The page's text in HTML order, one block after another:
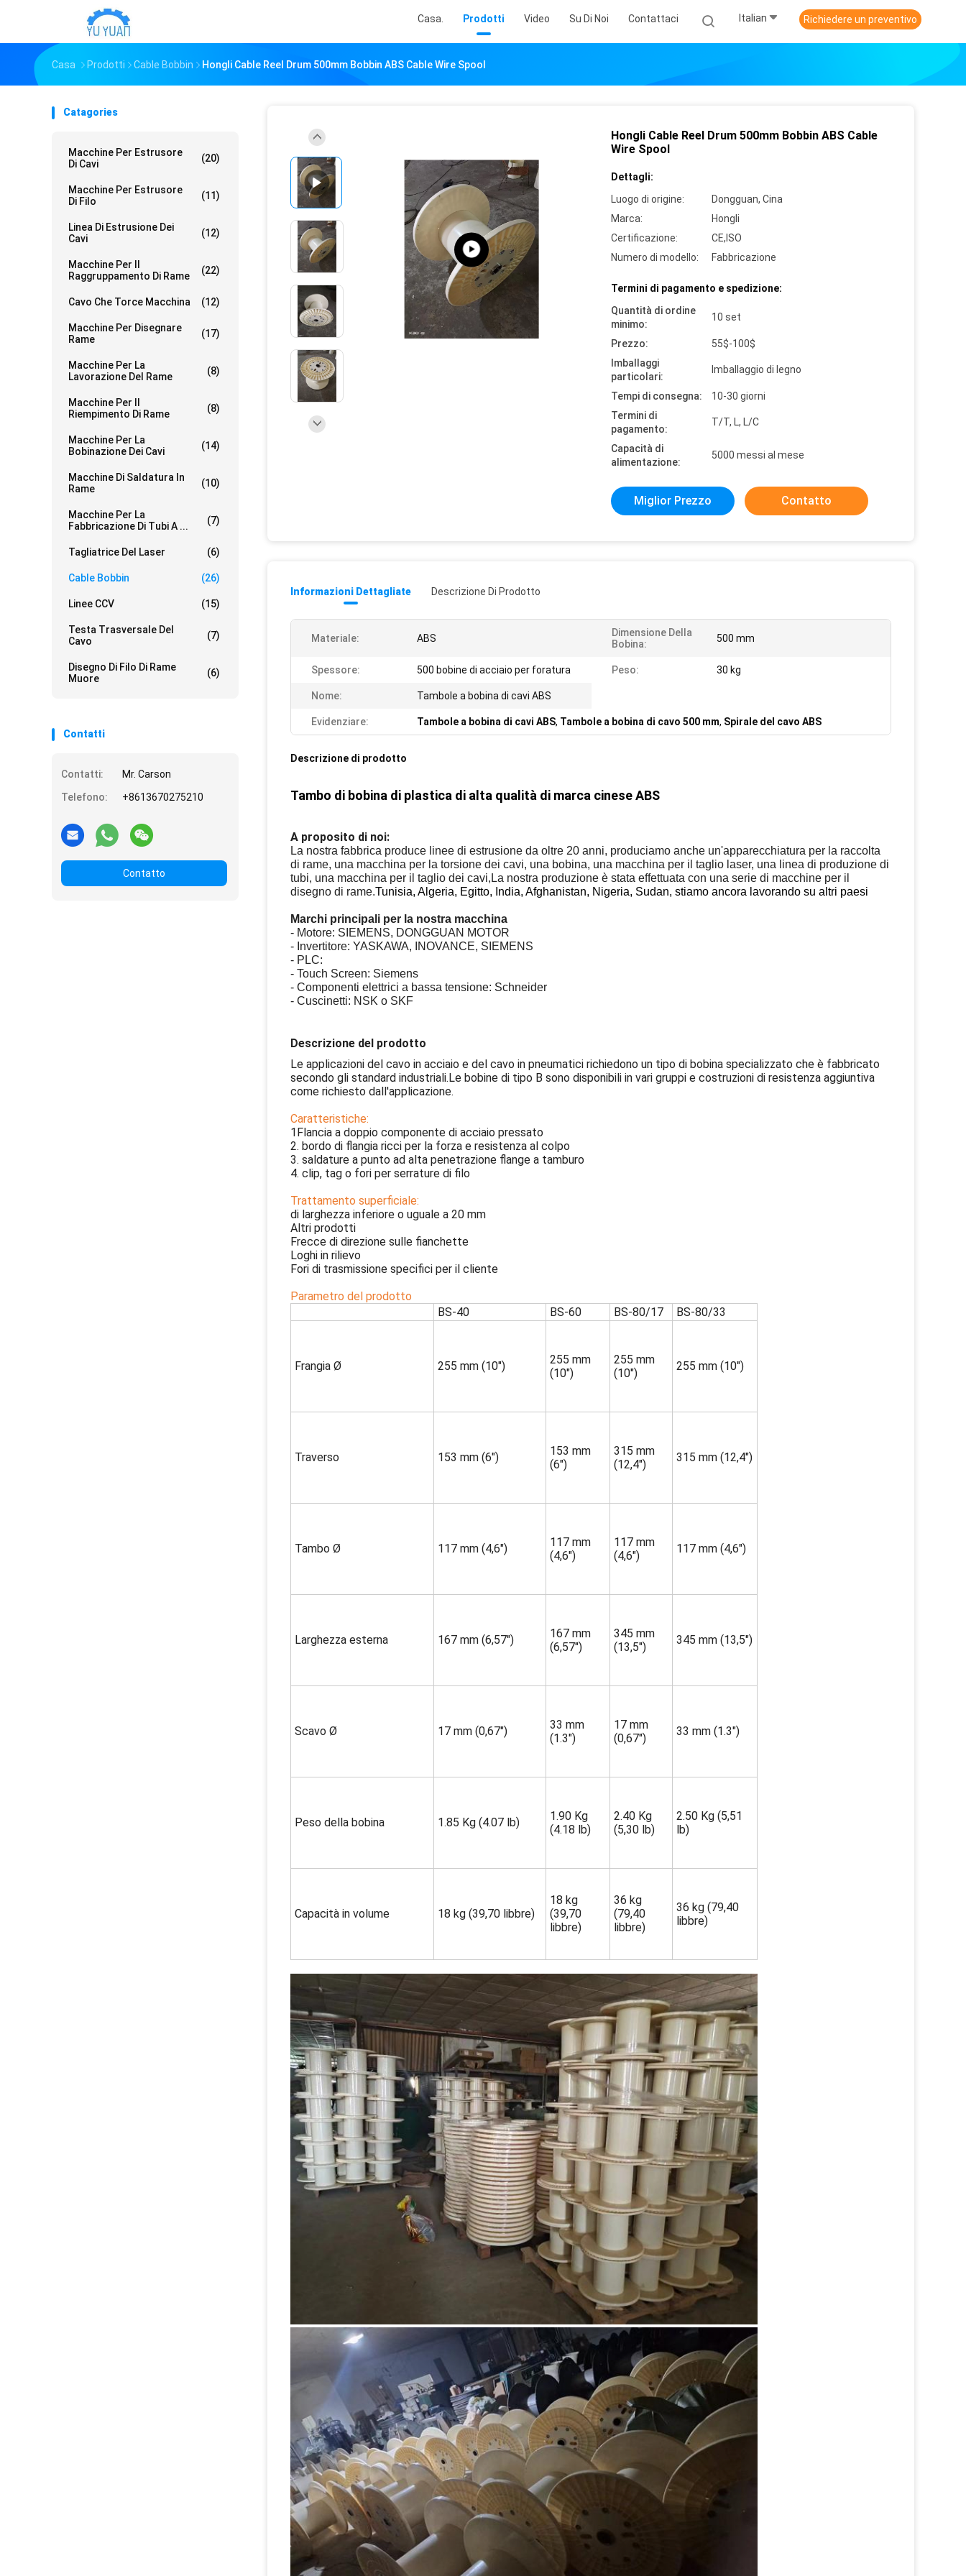
Casa. Prodotti Video Su Di Noi Contattaci Italian Richiedere un preventivo
Casa Prodotti Cable Bobbin Hongli Cable Reel Drum 500mm Bobbin ABS Cable Wire Spool
Catagories
Macchine Per Estrusore
Di Cavi
(20)
Macchine Per Estrusore
Di Filo
(11)
Linea Di Estrusione Dei
Cavi
(12)
Macchine Per Il
Raggruppamento Di Rame
(22)
Cavo Che Torce Macchina (12)
Macchine Per Disegnare
Rame
(17)
Macchine Per La
Lavorazione Del Rame
(8)
Macchine Per Il
Riempimento Di Rame
(8)
Macchine Per La
Bobinazione Dei Cavi
(14)
Macchine Di Saldatura In
Rame
(10)
Macchine Per La
Fabbricazione Di Tubi A ...
(7)
Tagliatrice Del Laser (6)
Cable Bobbin (26)
Linee CCV (15)
Testa Trasversale Del
Cavo
(7)
Disegno Di Filo Di Rame
Muore
(6)
Contatti
Contatti:
Mr. Carson
Telefono:
+8613670275210
Contatto
Hongli Cable Reel Drum 500mm Bobbin ABS Cable
Wire Spool
Dettagli:
Luogo di origine:
Dongguan, Cina
Marca:
Hongli
Certificazione:
CE,ISO
Numero di modello:
Fabbricazione
Termini di pagamento e spedizione:
Quantità di ordine
minimo:
10 set
Prezzo:
55$-100$
Imballaggi
particolari:
Imballaggio di legno
Tempi di consegna:
10-30 giorni
Termini di
pagamento:
T/T, L, L/C
Capacità di
alimentazione:
5000 messi al mese
Miglior Prezzo Contatto
Informazioni Dettagliate Descrizione Di Prodotto
Materiale: ABS
Dimensione Della
Bobina:
500 mm
Spessore: 500 bobine di acciaio per foratura Peso: 30 kg
Nome: Tambole a bobina di cavi ABS
Evidenziare: Tambole a bobina di cavi ABS, Tambole a bobina di cavo 500 mm, Spirale del cavo ABS
Descrizione di prodotto
Tambo di bobina di plastica di alta qualità di marca cinese ABS
A proposito di noi:
La nostra fabbrica produce linee di estrusione da oltre 20 anni, produciamo anche un'apparecchiatura per la raccolta
di rame, una macchina per la torsione dei cavi, una bobina, una macchina per il taglio laser, una linea di produzione di
tubi, una macchina per il taglio dei cavi,La nostra produzione è stata effettuata con una serie di macchine per il
disegno di rame.Tunisia, Algeria, Egitto, India, Afghanistan, Nigeria, Sudan, stiamo ancora lavorando su altri paesi
Marchi principali per la nostra macchina
- Motore: SIEMENS, DONGGUAN MOTOR
- Invertitore: YASKAWA, INOVANCE, SIEMENS
- PLC:
- Touch Screen: Siemens
- Componenti elettrici a bassa tensione: Schneider
- Cuscinetti: NSK o SKF
Descrizione del prodotto
Le applicazioni del cavo in acciaio e del cavo in pneumatici richiedono un tipo di bobina specializzato che è fabbricato
secondo gli standard industriali.Le bobine di tipo B sono disponibili in vari gruppi e costruzioni di resistenza aggiuntiva
come richiesto dall'applicazione.
Caratteristiche:
1Flancia a doppio componente di acciaio pressato
2. bordo di flangia ricci per la forza e resistenza al colpo
3. saldature a punto ad alta penetrazione flange a tamburo
4. clip, tag o fori per serrature di filo
Trattamento superficiale:
di larghezza inferiore o uguale a 20 mm
Altri prodotti
Frecce di direzione sulle fianchette
Loghi in rilievo
Fori di trasmissione specifici per il cliente
Parametro del prodotto
BS-40
BS-60 BS-80/17 BS-80/33
Frangia Ø 255 mm (10")
255 mm
(10")
255 mm
(10")
255 mm (10")
Traverso 153 mm (6")
153 mm
(6")
315 mm
(12,4")
315 mm (12,4")
Tambo Ø 117 mm (4,6")
117 mm
(4,6")
117 mm
(4,6")
117 mm (4,6")
Larghezza esterna 167 mm (6,57")
167 mm
(6,57")
345 mm
(13,5")
345 mm (13,5")
Scavo Ø 17 mm (0,67")
33 mm
(1.3")
17 mm
(0,67")
33 mm (1.3")
Peso della bobina 1.85 Kg (4.07 lb)
1.90 Kg
(4.18 lb)
2.40 Kg
(5,30 lb)
2.50 Kg (5,51
lb)
Capacità in volume 18 kg (39,70 libbre)
18 kg
(39,70
libbre)
36 kg
(79,40
libbre)
36 kg (79,40
libbre)